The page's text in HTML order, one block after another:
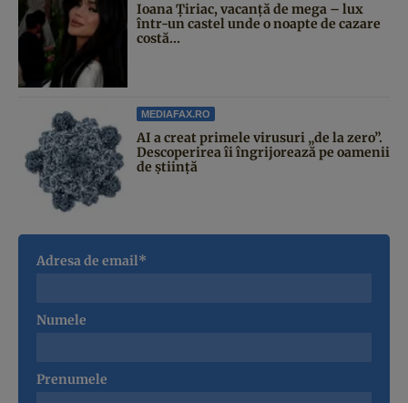
Ioana Țiriac, vacanță de mega – lux
într-un castel unde o noapte de cazare
costă...
MEDIAFAX.RO
AI a creat primele virusuri „de la zero”.
Descoperirea îi îngrijorează pe oamenii
de știință
Adresa de email*
Numele
Prenumele